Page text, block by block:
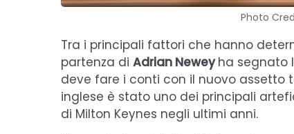
Photo
Tra i principali fattori che hanno
partenza di Adrian Neweyha segnato
deve fare i conti con il nuovo assetto
inglese è stato uno dei principali
di Milton Keynes negli ultimi anni.